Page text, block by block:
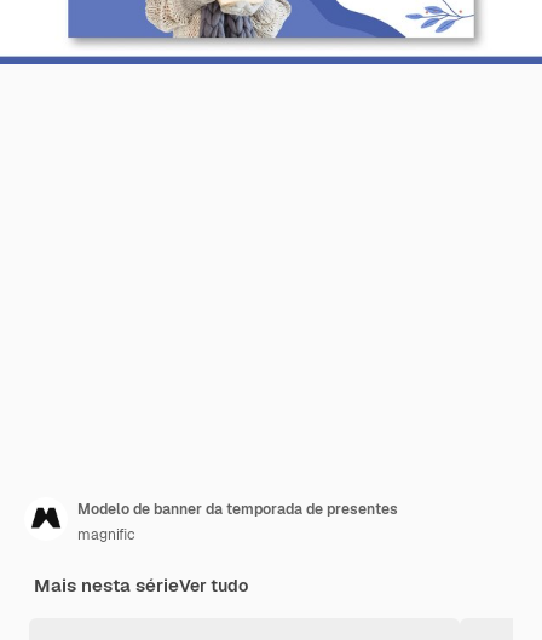
Modelo de banner da temporada de presentes
magnific
Mais nesta sérieVer tudo